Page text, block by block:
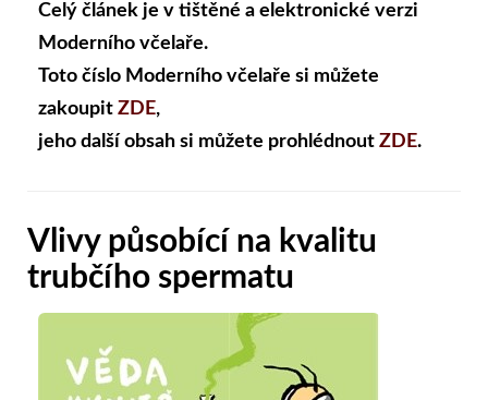
Celý článek je v tištěné a elektronické verzi
Moderního včelaře.
Toto číslo Moderního včelaře si můžete
zakoupit ZDE,
jeho další obsah si můžete prohlédnout ZDE.
Vlivy působící na kvalitu
trubčího spermatu